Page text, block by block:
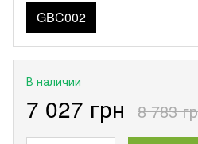
GBC002
В наличии
7 027 грн 8 783